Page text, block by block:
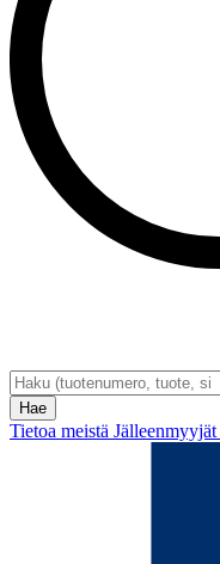
Tietoa meistä Jälleenmyyjät